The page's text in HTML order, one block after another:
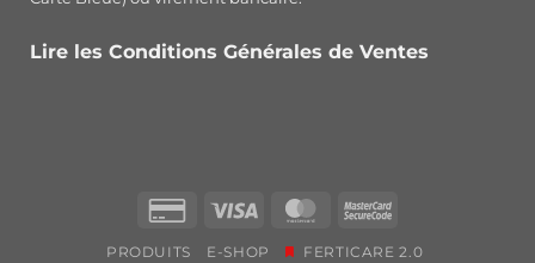
Lire les Conditions Générales de Ventes
Credit
Visa MasterCardMasterCard
PRODUITS E-SHOP
FERTICARE 2.0